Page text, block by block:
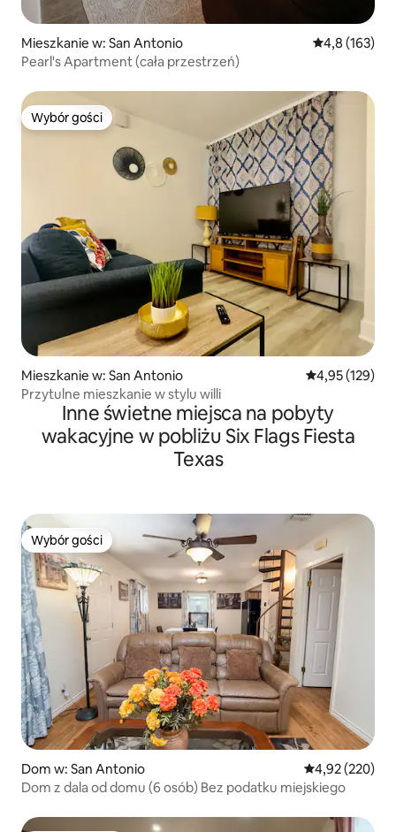
Mieszkanie w: San Antonio Średnia
4,8 (163)
Pearl's Apartment (cała przestrzeń)
Wybór gości
Wybór gości
Mieszkanie w: San Antonio Średnia
4,95 (129)
Przytulne mieszkanie w stylu willi
Inne świetne miejsca na pobyty
wakacyjne w pobliżu Six Flags Fiesta
Texas
Wybór gości
Wybór gości
Dom w: San Antonio Średnia
4,92 (220)
Dom z dala od domu (6 osób) Bez podatku miejskiego